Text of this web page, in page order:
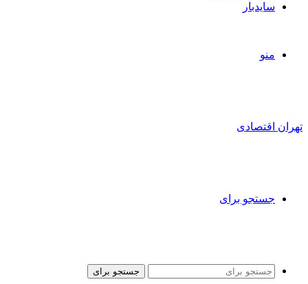
سایدبار
منو
تهران اقتصادی
جستجو برای
جستجو برای